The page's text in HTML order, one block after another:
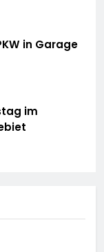
in Garage
im